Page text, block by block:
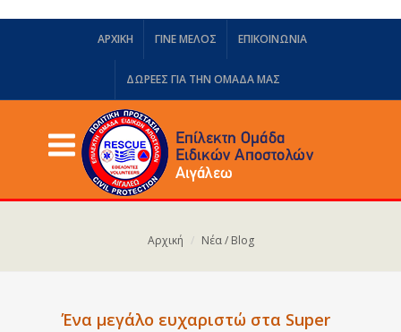
ΑΡΧΙΚΗ ΓΙΝΕ ΜΕΛΟΣ ΕΠΙΚΟΙΝΩΝΙΑ
ΔΩΡΕΈΣ ΓΙΑ ΤΗΝ ΟΜΆΔΑ ΜΑΣ
Αρχική Νέα / Blog
Ένα μεγάλο ευχαριστώ στα Super